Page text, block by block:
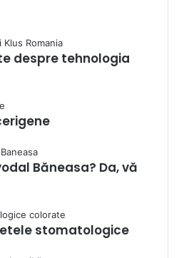
despre tehnologia
Băneasa? Da, vă
stomatologice